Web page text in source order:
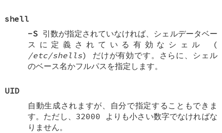
shell
-S引数が指定されていなければ、シェルデータベー
スに定義されている有効なシェル (
/etc/shells) だけが有効です。さらに、シェル
のベース名かフルパスを指定します。
UID
自動生成されますが、自分で指定することもできま
す。ただし、32000 よりも小さい数字でなければな
りません。